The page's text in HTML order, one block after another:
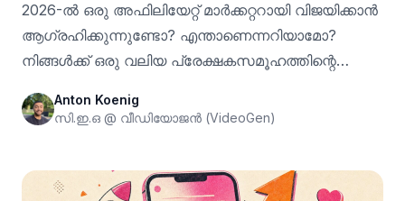
2026-ൽ ഒരു അഫിലിയേറ്റ് മാർക്കറ്ററായി വിജയിക്കാൻ
ആഗ്രഹിക്കുന്നുണ്ടോ? എന്താണെന്നറിയാമോ?
നിങ്ങൾക്ക് ഒരു വലിയ പ്രേക്ഷകസമൂഹത്തിന്റെ
ആവശ്യമില്ല, അല്ലെങ്കിൽ ഒരു AI വിസാർഡ്
AI വീഡിയോ എഡിറ്റിംഗ് പ്ലാറ്റ്‌ഫോമായ VideoGen-
Anton Koenig
സി.ഇ.ഒ @ വീഡിയോജൻ (VideoGen)